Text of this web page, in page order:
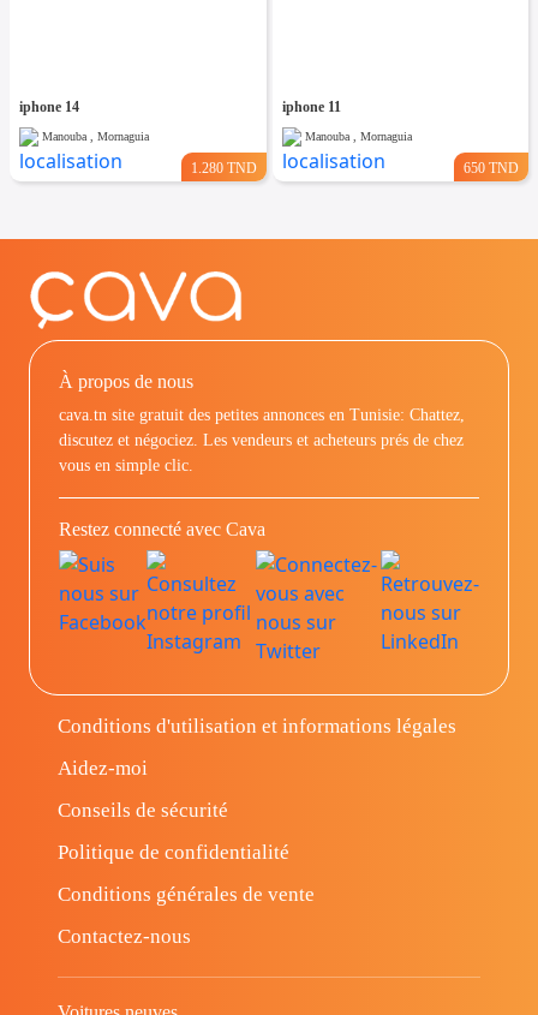
iphone 14
Manouba , Mornaguia
1.280 TND
iphone 11
Manouba , Mornaguia
650 TND
À propos de nous
cava.tn site gratuit des petites annonces en Tunisie: Chattez,
discutez et négociez. Les vendeurs et acheteurs prés de chez
vous en simple clic.
Restez connecté avec Cava
Conditions d'utilisation et informations légales
Aidez-moi
Conseils de sécurité
Politique de confidentialité
Conditions générales de vente
Contactez-nous